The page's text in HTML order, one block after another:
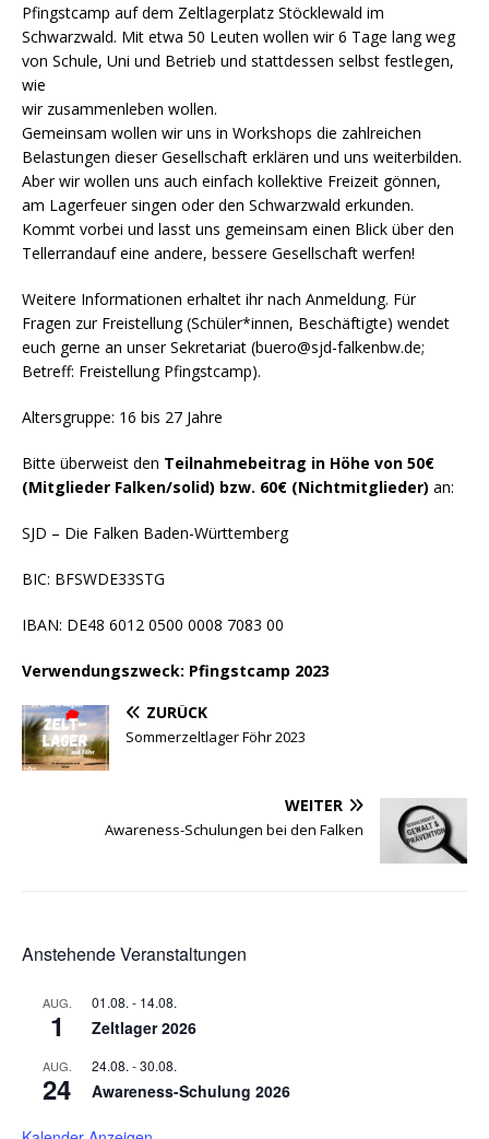
Pfingstcamp auf dem Zeltlagerplatz Stöcklewald im
Schwarzwald. Mit etwa 50 Leuten wollen wir 6 Tage lang weg
von Schule, Uni und Betrieb und stattdessen selbst festlegen,
wie
wir zusammenleben wollen.
Gemeinsam wollen wir uns in Workshops die zahlreichen
Belastungen dieser Gesellschaft erklären und uns weiterbilden.
Aber wir wollen uns auch einfach kollektive Freizeit gönnen,
am Lagerfeuer singen oder den Schwarzwald erkunden.
Kommt vorbei und lasst uns gemeinsam einen Blick über den
Tellerrandauf eine andere, bessere Gesellschaft werfen!
Weitere Informationen erhaltet ihr nach Anmeldung. Für
Fragen zur Freistellung (Schüler*innen, Beschäftigte) wendet
euch gerne an unser Sekretariat (buero@sjd-falkenbw.de;
Betreff: Freistellung Pfingstcamp).
Altersgruppe: 16 bis 27 Jahre
Bitte überweist den Teilnahmebeitrag in Höhe von 50€
(Mitglieder Falken/solid) bzw. 60€ (Nichtmitglieder) an:
SJD – Die Falken Baden-Württemberg
BIC: BFSWDE33STG
IBAN: DE48 6012 0500 0008 7083 00
Verwendungszweck: Pfingstcamp 2023
ZURÜCK
Sommerzeltlager Föhr 2023
WEITER
Awareness-Schulungen bei den Falken
Anstehende Veranstaltungen
AUG.
1
01.08. - 14.08.
Zeltlager 2026
AUG.
24
24.08. -30.08.
Awareness-Schulung 2026